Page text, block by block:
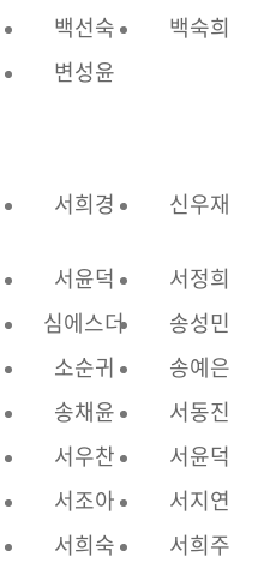
백선숙
백숙희
변성윤
서희경 신우재
서윤덕
서정희
심에스더
송성민
소순귀
송예은
송채윤
서동진
서우찬
서윤덕
서조아
서지연
서희숙
서희주